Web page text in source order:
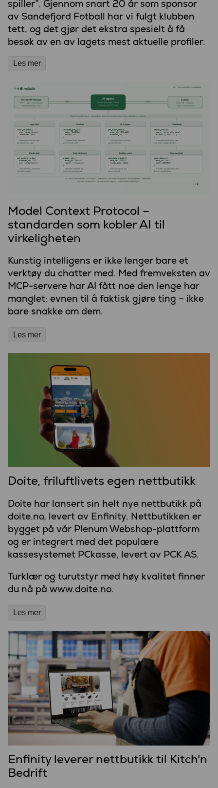
spiller”. Gjennom snart 20 år som sponsor
av Sandefjord Fotball har vi fulgt klubben
tett, og det gjør det ekstra spesielt å få
besøk av en av lagets mest aktuelle profiler.
Les mer
Model Context Protocol –
standarden som kobler AI til
virkeligheten
Kunstig intelligens er ikke lenger bare et
verktøy du chatter med. Med fremveksten av
MCP-servere har AI fått noe den lenge har
manglet: evnen til å faktisk gjøre ting – ikke
bare snakke om dem.
Les mer
Doite, friluftlivets egen nettbutikk
Doite har lansert sin helt nye nettbutikk på
doite.no, levert av Enfinity. Nettbutikken er
bygget på vår Plenum Webshop-plattform
og er integrert med det populære
kassesystemet PCkasse, levert av PCK AS.
Turklær og turutstyr med høy kvalitet finner
du nå på www.doite.no.
Les mer
Enfinity leverer nettbutikk til Kitch'n
Bedrift